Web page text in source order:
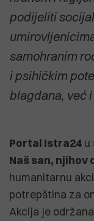
podijeliti
samohranim
i psihičkim
blagdana, već
Portal Istra24 u
Naš san, njihov
humanitarnu
potrepština za
Akcija je